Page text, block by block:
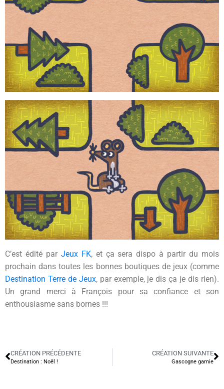
C’est édité par Jeux FK, et ça sera dispo à partir du mois
prochain dans toutes les bonnes boutiques de jeux (comme
Destination Terre de Jeux, par exemple, je dis ça je dis rien).
Un grand merci à François pour sa confiance et son
enthousiasme sans bornes !!!
CRÉATION PRÉCÉDENTE
Destination : Noël !
CRÉATION SUIVANTE
Gascogne garnie